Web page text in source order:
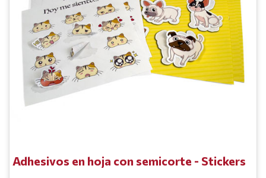
Adhesivos en hoja con semicorte - Stickers